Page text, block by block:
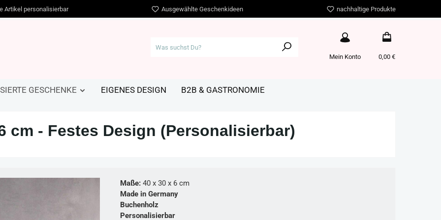
Artikel personalisierbar Ausgewählte Geschenkideen nachhaltige Produkte
Mein Konto 0,00 €
GESCHENKE EIGENES DESIGN B2B & GASTRONOMIE
cm - Festes Design (Personalisierbar)
Maße: 40 x 30 x 6 cm
Made in Germany
Buchenholz
Personalisierbar